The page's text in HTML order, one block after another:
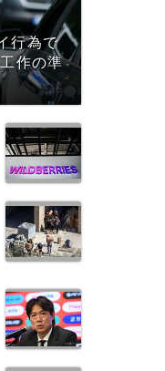
行為で
作の準